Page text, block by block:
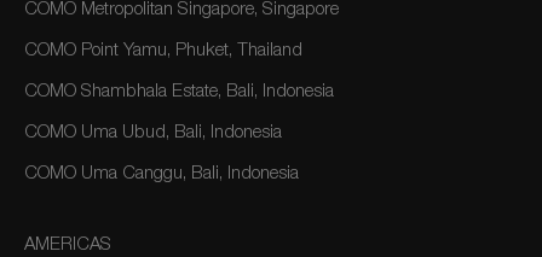
COMO Metropolitan Singapore, Singapore
COMO Point Yamu, Phuket, Thailand
COMO Shambhala Estate, Bali, Indonesia
COMO Uma Ubud, Bali, Indonesia
COMO Uma Canggu, Bali, Indonesia
AMERICAS